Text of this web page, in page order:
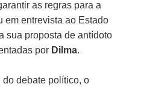
as regras para a
em entrevista ao Estado
sua proposta de antídoto
por Dilma.
do debate político, o